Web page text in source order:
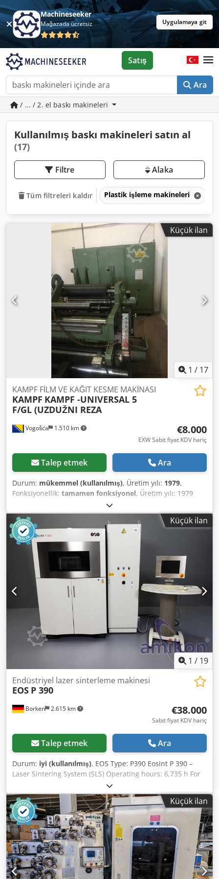
Machineseeker
Mağazada ücretsiz Uygulamaya git
Ara
Satış
/ ... / 2. el baskı makineleri
Kullanılmış baskı makineleri satın al
(17)
Filtre Alaka
Tüm filtreleri kaldır Plastik işleme makineleri
Küçük ilan
1 / 17
Vogošća 1.510 km
KAMPF FİLM VE KAĞIT KESME MAKİNASI
KAMPF KAMPF -UNIVERSAL 5
F/GL (UZDUŽNI REZA
€8.000
EXW Sabit fiyat KDV hariç
Talep etmek Ara
Durum: mükemmel (kullanılmış), Üretim yılı: 1979,
Fonksiyonellik: tamamen fonksiyonel, Üretim yılı: 1979
(2009'da yenilenmiştir) Genişlik: 1600 mm Hız: 600 m/dak
Sarım ünitesindeki maksimum rulo çapı: 600 mm Kesme
tipi: Jilet Djdpfxozktyco Afhock
Küçük ilan
1 / 19
Borken 2.615 km
Endüstriyel lazer sinterleme makinesi
EOS P 390
€38.000
Sabit fiyat KDV hariç
Talep etmek Ara
Durum: iyi (kullanılmış), EOS Type: P390 Eosint P 390 –
Laser Sintering System (SLS) Operating hours: 6,735 h For
sale is an industrial laser sintering system from EOS,
model P 390. It is suitable for additive manufacturing (SLS
– Selective Laser Sintering) of plastic components at an
industrial scale. Dcsdpfxezimhqs Afhek Base machine with
control cabinet & control terminal Exchange frame with
build platform Multibox is a typical EOS accessory for
powder handling. Used for transport and interim storage
of material. Technical Data: Build volume: approx. 340 ×
340 × 620 mm (X × Y × Z) Minimum layer thickness: 0.1 mm
(variance < 0.05 mm) Powder container capacity: 2 × 45
Küçük ilan